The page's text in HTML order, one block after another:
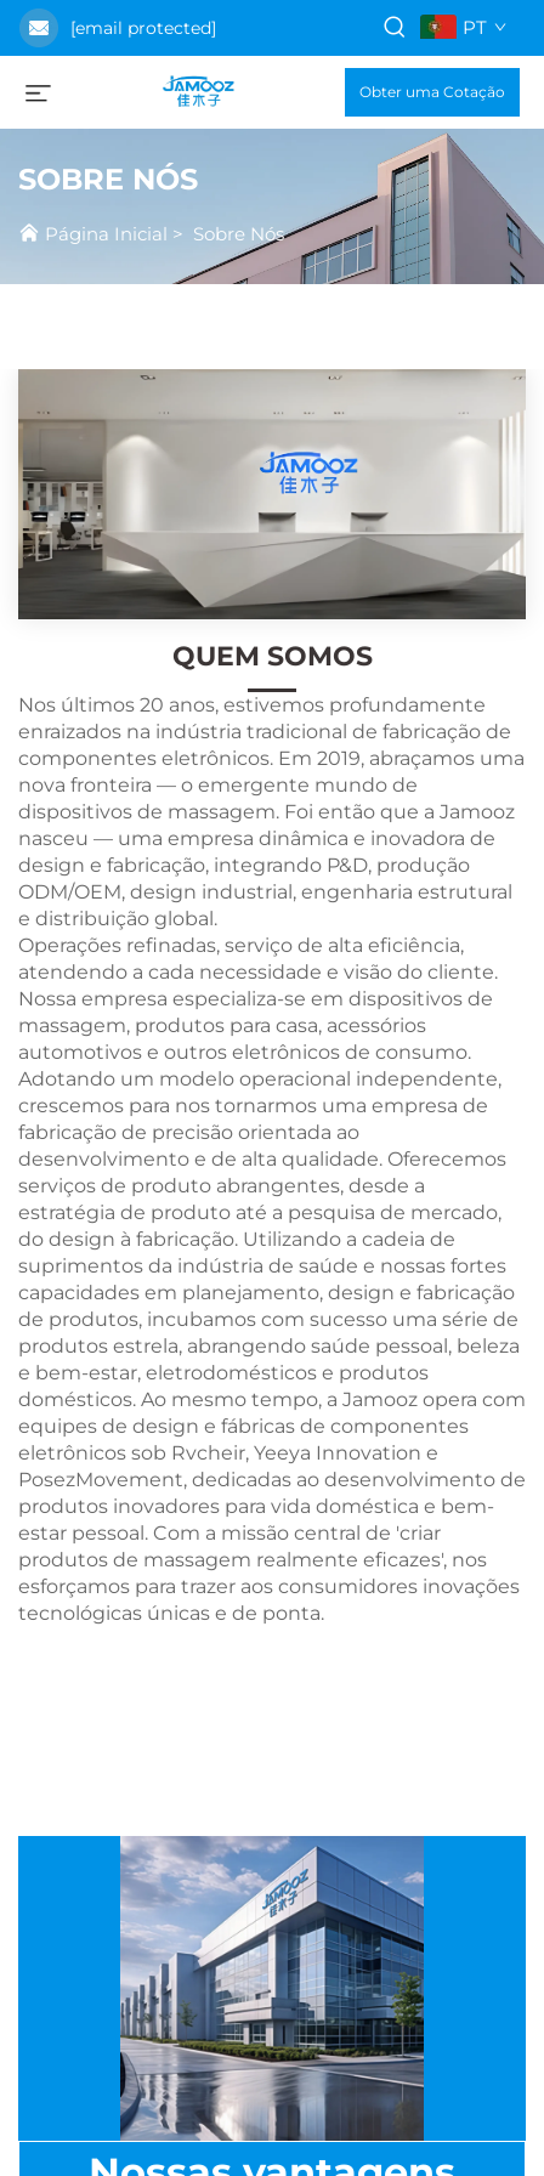
[email protected] PT
Obter uma Cotação
SOBRE NÓS
Página Inicial > Sobre Nós
QUEM SOMOS
Nos últimos 20 anos, estivemos profundamente
enraizados na indústria tradicional de fabricação de
componentes eletrônicos. Em 2019, abraçamos uma
nova fronteira — o emergente mundo de
dispositivos de massagem. Foi então que a Jamooz
nasceu — uma empresa dinâmica e inovadora de
design e fabricação, integrando P&D, produção
ODM/OEM, design industrial, engenharia estrutural
e distribuição global.
Operações refinadas, serviço de alta eficiência,
atendendo a cada necessidade e visão do cliente.
Nossa empresa especializa-se em dispositivos de
massagem, produtos para casa, acessórios
automotivos e outros eletrônicos de consumo.
Adotando um modelo operacional independente,
crescemos para nos tornarmos uma empresa de
fabricação de precisão orientada ao
desenvolvimento e de alta qualidade. Oferecemos
serviços de produto abrangentes, desde a
estratégia de produto até a pesquisa de mercado,
do design à fabricação. Utilizando a cadeia de
suprimentos da indústria de saúde e nossas fortes
capacidades em planejamento, design e fabricação
de produtos, incubamos com sucesso uma série de
produtos estrela, abrangendo saúde pessoal, beleza
e bem-estar, eletrodomésticos e produtos
domésticos. Ao mesmo tempo, a Jamooz opera com
equipes de design e fábricas de componentes
eletrônicos sob Rvcheir, Yeeya Innovation e
PosezMovement, dedicadas ao desenvolvimento de
produtos inovadores para vida doméstica e bem-
estar pessoal. Com a missão central de 'criar
produtos de massagem realmente eficazes', nos
esforçamos para trazer aos consumidores inovações
tecnológicas únicas e de ponta.